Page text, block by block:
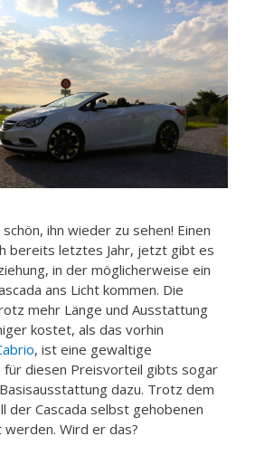
ihn wieder zu sehen! Einen
bereits letztes Jahr, jetzt gibt es
in der möglicherweise ein
ans Licht kommen. Die
mehr Länge und Ausstattung
kostet, als das vorhin
, ist eine gewaltige
für diesen Preisvorteil gibts sogar
dazu. Trotz dem
der Cascada selbst gehobenen
Wird er das?